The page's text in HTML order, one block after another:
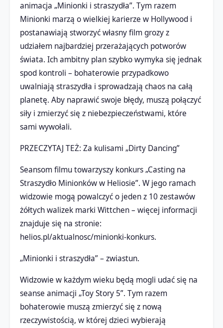
animacja „Minionki i straszydła”. Tym razem
Minionki marzą o wielkiej karierze w Hollywood i
postanawiają stworzyć własny film grozy z
udziałem najbardziej przerażających potworów
świata. Ich ambitny plan szybko wymyka się jednak
spod kontroli – bohaterowie przypadkowo
uwalniają straszydła i sprowadzają chaos na całą
planetę. Aby naprawić swoje błędy, muszą połączyć
siły i zmierzyć się z niebezpieczeństwami, które
sami wywołali.
PRZECZYTAJ TEŻ: Za kulisami „Dirty Dancing”
Seansom filmu towarzyszy konkurs „Casting na
Straszydło Minionków w Heliosie”. W jego ramach
widzowie mogą powalczyć o jeden z 10 zestawów
żółtych walizek marki Wittchen – więcej informacji
znajduje się na stronie:
helios.pl/aktualnosc/minionki-konkurs.
„Minionki i straszydła” – zwiastun.
Widzowie w każdym wieku będą mogli udać się na
seanse animacji „Toy Story 5”. Tym razem
bohaterowie muszą zmierzyć się z nową
rzeczywistością, w której dzieci wybierają